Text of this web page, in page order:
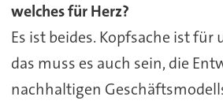
welches für Herz?
Es ist beides. Kopfsache ist für
das muss es auch sein, die
nachhaltigen